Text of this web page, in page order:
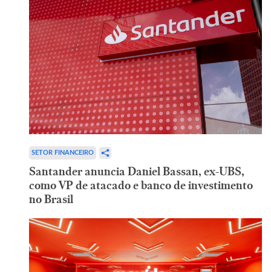
SETOR FINANCEIRO
Santander anuncia Daniel Bassan, ex-UBS,
como VP de atacado e banco de investimento
no Brasil